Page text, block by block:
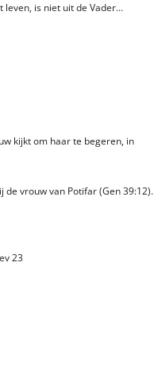
leven, is niet uit de Vader…
kijkt om haar te begeren, in
de vrouw van Potifar (Gen 39:12).
23